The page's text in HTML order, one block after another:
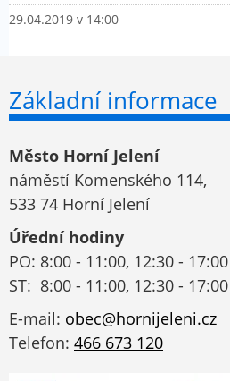
29.04.2019 v 14:00
Základní informace
Město Horní Jelení
náměstí Komenského 114,
533 74 Horní Jelení
Úřední hodiny
PO: 8:00 - 11:00, 12:30 - 17:00
ST: 8:00 - 11:00, 12:30 - 17:00
E-mail: obec@hornijeleni.cz
Telefon: 466 673 120